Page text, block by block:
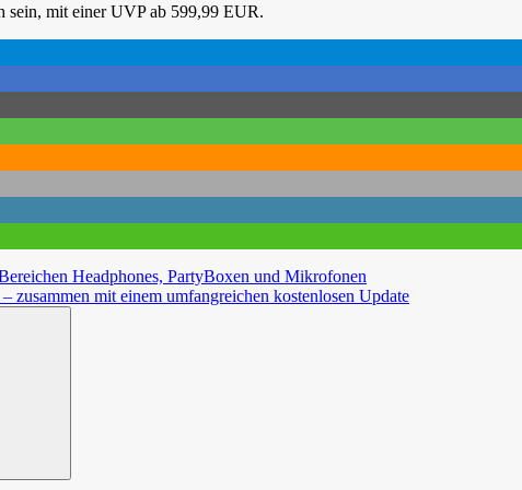
sein, mit einer UVP ab 599,99 EUR.
Headphones, PartyBoxen und Mikrofonen
zusammen mit einem umfangreichen kostenlosen Update